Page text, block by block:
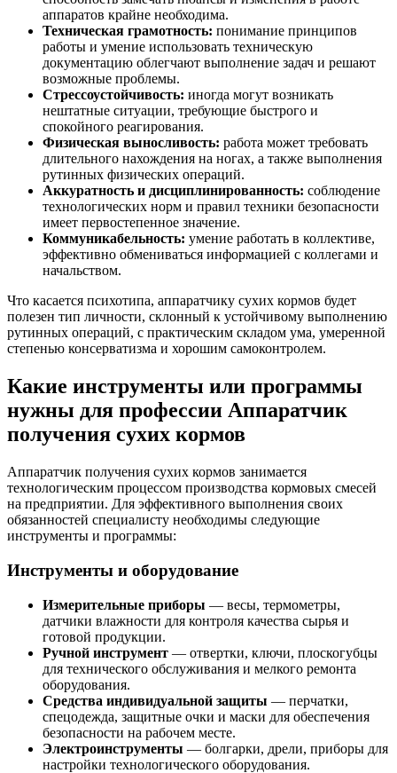
аппаратов крайне необходима.
Техническая грамотность: понимание принципов
работы и умение использовать техническую
документацию облегчают выполнение задач и решают
возможные проблемы.
Стрессоустойчивость: иногда могут возникать
нештатные ситуации, требующие быстрого и
спокойного реагирования.
Физическая выносливость: работа может требовать
длительного нахождения на ногах, а также выполнения
рутинных физических операций.
Аккуратность и дисциплинированность: соблюдение
технологических норм и правил техники безопасности
имеет первостепенное значение.
Коммуникабельность: умение работать в коллективе,
эффективно обмениваться информацией с коллегами и
начальством.
Что касается психотипа, аппаратчику сухих кормов будет
полезен тип личности, склонный к устойчивому выполнению
рутинных операций, с практическим складом ума, умеренной
степенью консерватизма и хорошим самоконтролем.
Какие инструменты или программы
нужны для профессии Аппаратчик
получения сухих кормов
Аппаратчик получения сухих кормов занимается
технологическим процессом производства кормовых смесей
на предприятии. Для эффективного выполнения своих
обязанностей специалисту необходимы следующие
инструменты и программы:
Инструменты и оборудование
Измерительные приборы — весы, термометры,
датчики влажности для контроля качества сырья и
готовой продукции.
Ручной инструмент — отвертки, ключи, плоскогубцы
для технического обслуживания и мелкого ремонта
оборудования.
Средства индивидуальной защиты — перчатки,
спецодежда, защитные очки и маски для обеспечения
безопасности на рабочем месте.
Электроинструменты — болгарки, дрели, приборы для
настройки технологического оборудования.